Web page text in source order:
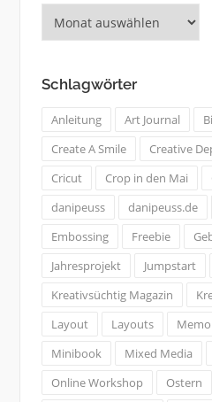
bisher
Schlagwörter
Anleitung Art Journal
Create A Smile
Creative
Cricut
Crop in den Mai
danipeuss
danipeuss.de
Embossing
Freebie
Jahresprojekt
Jumpstart
Kreativsüchtig Magazin
Layout
Layouts
Minibook
Mixed Media
Online Workshop
Ostern